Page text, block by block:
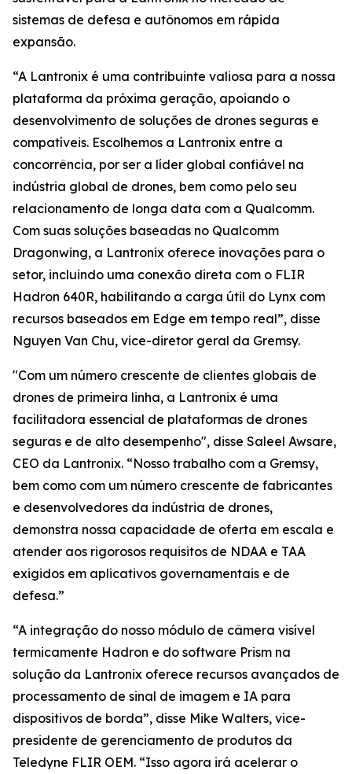
sistemas de defesa e autônomos em rápida
expansão.
“A Lantronix é uma contribuinte valiosa para a nossa
plataforma da próxima geração, apoiando o
desenvolvimento de soluções de drones seguras e
compatíveis. Escolhemos a Lantronix entre a
concorrência, por ser a líder global confiável na
indústria global de drones, bem como pelo seu
relacionamento de longa data com a Qualcomm.
Com suas soluções baseadas no Qualcomm
Dragonwing, a Lantronix oferece inovações para o
setor, incluindo uma conexão direta com o FLIR
Hadron 640R, habilitando a carga útil do Lynx com
recursos baseados em Edge em tempo real”, disse
Nguyen Van Chu, vice-diretor geral da Gremsy.
"Com um número crescente de clientes globais de
drones de primeira linha, a Lantronix é uma
facilitadora essencial de plataformas de drones
seguras e de alto desempenho", disse Saleel Awsare,
CEO da Lantronix. “Nosso trabalho com a Gremsy,
bem como com um número crescente de fabricantes
e desenvolvedores da indústria de drones,
demonstra nossa capacidade de oferta em escala e
atender aos rigorosos requisitos de NDAA e TAA
exigidos em aplicativos governamentais e de
defesa.”
“A integração do nosso módulo de câmera visível
termicamente Hadron e do software Prism na
solução da Lantronix oferece recursos avançados de
processamento de sinal de imagem e IA para
dispositivos de borda”, disse Mike Walters, vice-
presidente de gerenciamento de produtos da
Teledyne FLIR OEM. “Isso agora irá acelerar o